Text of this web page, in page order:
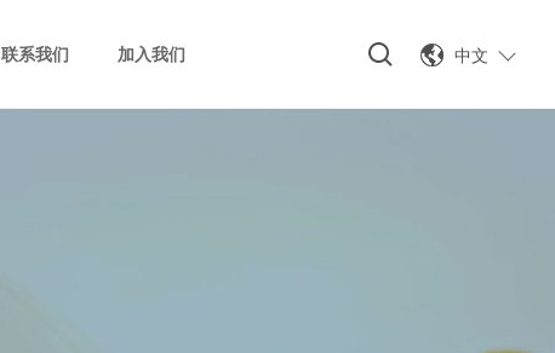
联系我们 加入我们 中文